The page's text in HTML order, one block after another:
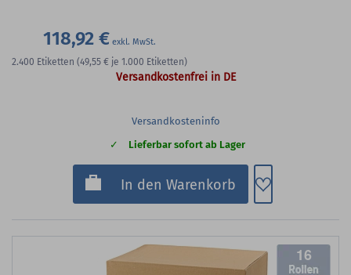
118,92 €
2.400 Etiketten (49,55 € je 1.000 Etiketten)
Versandkostenfrei in DE
Versandkosteninfo
Lieferbar sofort ab Lager
In den Warenkorb Zum
16